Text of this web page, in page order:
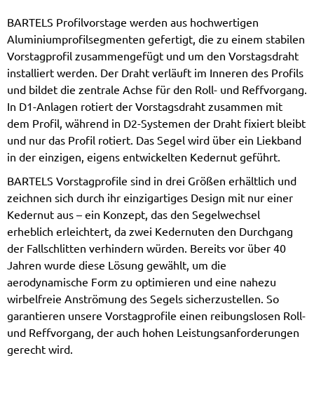
BARTELS Profilvorstage werden aus hochwertigen
Aluminiumprofilsegmenten gefertigt, die zu einem stabilen
Vorstagprofil zusammengefügt und um den Vorstagsdraht
installiert werden. Der Draht verläuft im Inneren des Profils
und bildet die zentrale Achse für den Roll- und Reffvorgang.
In D1-Anlagen rotiert der Vorstagsdraht zusammen mit
dem Profil, während in D2-Systemen der Draht fixiert bleibt
und nur das Profil rotiert. Das Segel wird über ein Liekband
in der einzigen, eigens entwickelten Kedernut geführt.
BARTELS Vorstagprofile sind in drei Größen erhältlich und
zeichnen sich durch ihr einzigartiges Design mit nur einer
Kedernut aus – ein Konzept, das den Segelwechsel
erheblich erleichtert, da zwei Kedernuten den Durchgang
der Fallschlitten verhindern würden. Bereits vor über 40
Jahren wurde diese Lösung gewählt, um die
aerodynamische Form zu optimieren und eine nahezu
wirbelfreie Anströmung des Segels sicherzustellen. So
garantieren unsere Vorstagprofile einen reibungslosen Roll-
und Reffvorgang, der auch hohen Leistungsanforderungen
gerecht wird.